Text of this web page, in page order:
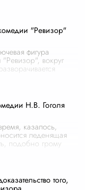
"Ревизор"
фигура
"Ревизор", вокруг
Н.В. Гоголя
казалось,
леденящая
подобно грому
того,